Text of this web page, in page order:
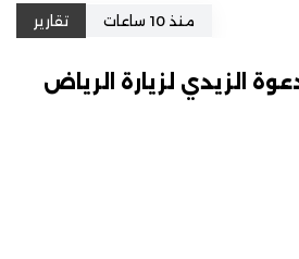
منذ 10 ساعات تقارير
الزيدي لزيارة الرياض